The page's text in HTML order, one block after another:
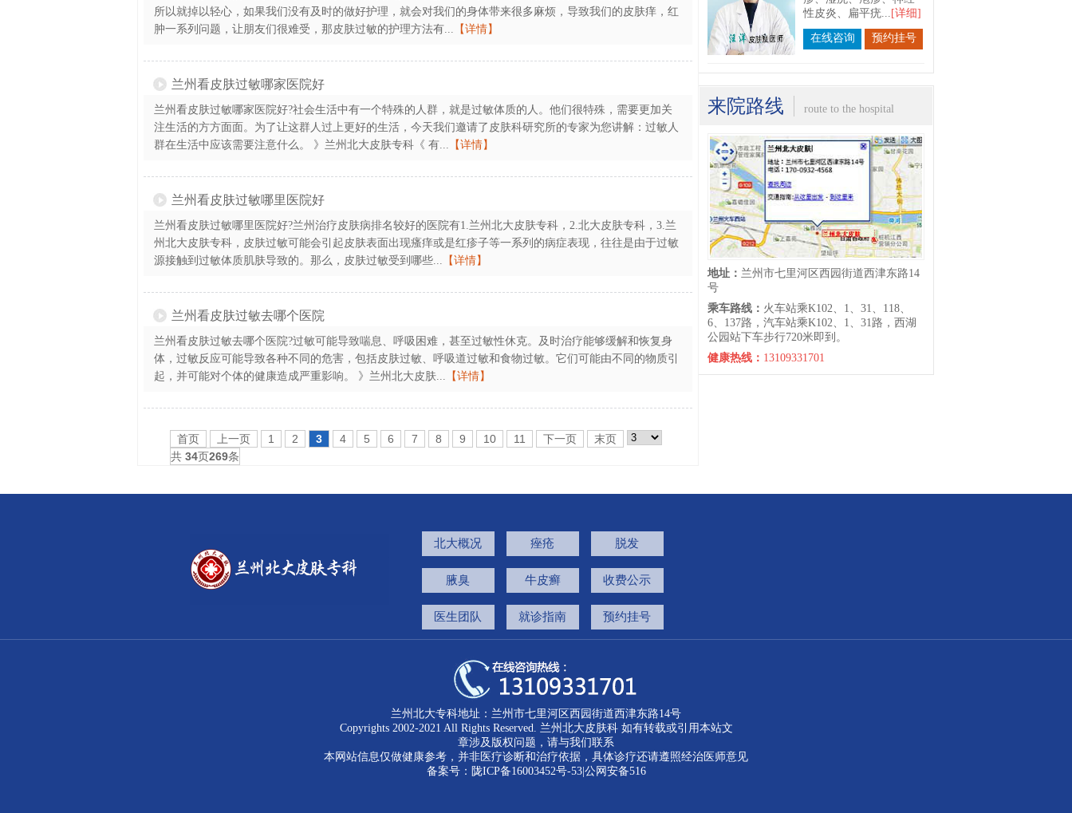
所以就掉以轻心，如果我们没有及时的做好护理，就会对我们的身体带来很多麻烦，导致我们的皮肤痒，红
肿一系列问题，让朋友们很难受，那皮肤过敏的护理方法有... 【详情】
兰州看皮肤过敏哪家医院好
兰州看皮肤过敏哪家医院好?社会生活中有一个特殊的人群，就是过敏体质的人。他们很特殊，需要更加关
注生活的方方面面。为了让这群人过上更好的生活，今天我们邀请了皮肤科研究所的专家为您讲解：过敏人
群在生活中应该需要注意什么。 》兰州北大皮肤专科《 有... 【详情】
兰州看皮肤过敏哪里医院好
兰州看皮肤过敏哪里医院好?兰州治疗皮肤病排名较好的医院有1.兰州北大皮肤专科，2.北大皮肤专科，3.兰
州北大皮肤专科，皮肤过敏可能会引起皮肤表面出现瘙痒或是红疹子等一系列的病症表现，往往是由于过敏
源接触到过敏体质肌肤导致的。那么，皮肤过敏受到哪些... 【详情】
兰州看皮肤过敏去哪个医院
兰州看皮肤过敏去哪个医院?过敏可能导致喘息、呼吸困难，甚至过敏性休克。及时治疗能够缓解和恢复身
体，过敏反应可能导致各种不同的危害，包括皮肤过敏、呼吸道过敏和食物过敏。它们可能由不同的物质引
起，并可能对个体的健康造成严重影响。 》兰州北大皮肤... 【详情】
首页 上一页 1 2 3 4 5 6 7 8 9 10 11 下一页
末页
共 34页269条
疹、荨麻疹，皮... [详细]
在线咨询 预约挂号
来院路线 route to the hospital
地址： 兰州市七里河区西园街道西津东路14
号
乘车路线： 火车站乘K102、1、31、118、
6、137路，汽车站乘K102、1、31路，西湖
公园站下车步行720米即到。
健康热线： 13109331701
北大概况 痤疮 脱发
腋臭 牛皮癣 收费公示
医生团队 就诊指南 预约挂号
兰州北大专科地址：兰州市七里河区西园街道西津东路14号
Copyrights 2002-2021 All Rights Reserved. 兰州北大皮肤科 如有转载或引用本站文
章涉及版权问题，请与我们联系
本网站信息仅做健康参考，并非医疗诊断和治疗依据，具体诊疗还请遵照经治医师意见
备案号： 陇ICP备16003452号-53| 公网安备516